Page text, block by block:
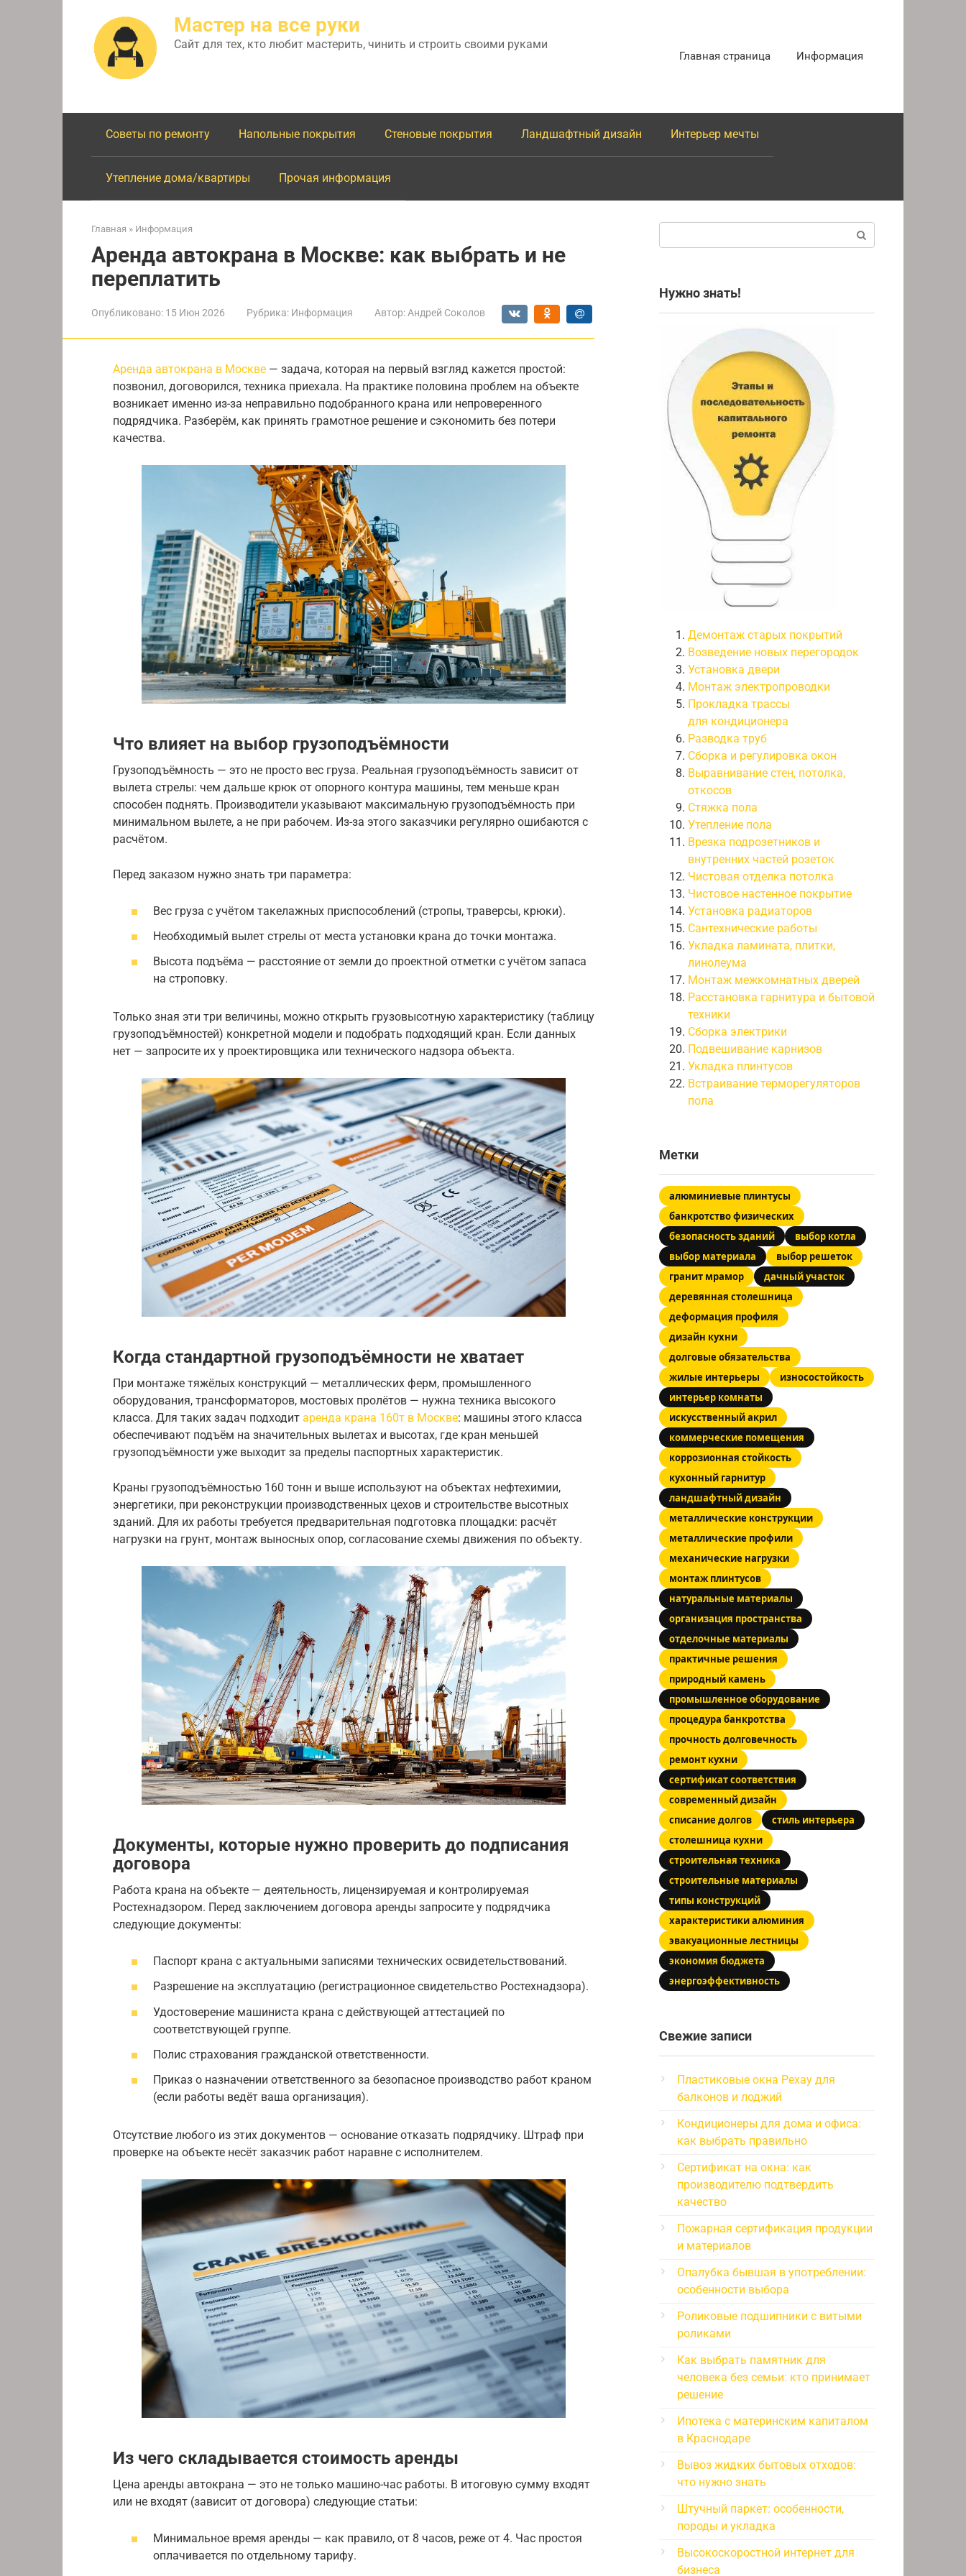
Мастер на все руки
Сайт для тех, кто любит мастерить, чинить и строить своими руками
Главная страница Информация
Советы по ремонту Напольные покрытия Стеновые покрытия Ландшафтный дизайн Интерьер мечты
Утепление дома/квартиры Прочая информация
Главная » Информация
Аренда автокрана в Москве: как выбрать и не
переплатить
Опубликовано: 15 Июн 2026 Рубрика: Информация Автор: Андрей Соколов
Аренда автокрана в Москве — задача, которая на первый взгляд кажется простой:
позвонил, договорился, техника приехала. На практике половина проблем на объекте
возникает именно из-за неправильно подобранного крана или непроверенного
подрядчика. Разберём, как принять грамотное решение и сэкономить без потери
качества.
Что влияет на выбор грузоподъёмности
Грузоподъёмность — это не просто вес груза. Реальная грузоподъёмность зависит от
вылета стрелы: чем дальше крюк от опорного контура машины, тем меньше кран
способен поднять. Производители указывают максимальную грузоподъёмность при
минимальном вылете, а не при рабочем. Из-за этого заказчики регулярно ошибаются с
расчётом.
Перед заказом нужно знать три параметра:
Вес груза с учётом такелажных приспособлений (стропы, траверсы, крюки).
Необходимый вылет стрелы от места установки крана до точки монтажа.
Высота подъёма — расстояние от земли до проектной отметки с учётом запаса
на строповку.
Только зная эти три величины, можно открыть грузовысотную характеристику (таблицу
грузоподъёмностей) конкретной модели и подобрать подходящий кран. Если данных
нет — запросите их у проектировщика или технического надзора объекта.
Когда стандартной грузоподъёмности не хватает
При монтаже тяжёлых конструкций — металлических ферм, промышленного
оборудования, трансформаторов, мостовых пролётов — нужна техника высокого
класса. Для таких задач подходит аренда крана 160т в Москве: машины этого класса
обеспечивают подъём на значительных вылетах и высотах, где кран меньшей
грузоподъёмности уже выходит за пределы паспортных характеристик.
Краны грузоподъёмностью 160 тонн и выше используют на объектах нефтехимии,
энергетики, при реконструкции производственных цехов и строительстве высотных
зданий. Для их работы требуется предварительная подготовка площадки: расчёт
нагрузки на грунт, монтаж выносных опор, согласование схемы движения по объекту.
Документы, которые нужно проверить до подписания
договора
Работа крана на объекте — деятельность, лицензируемая и контролируемая
Ростехнадзором. Перед заключением договора аренды запросите у подрядчика
следующие документы:
Паспорт крана с актуальными записями технических освидетельствований.
Разрешение на эксплуатацию (регистрационное свидетельство Ростехнадзора).
Удостоверение машиниста крана с действующей аттестацией по
соответствующей группе.
Полис страхования гражданской ответственности.
Приказ о назначении ответственного за безопасное производство работ краном
(если работы ведёт ваша организация).
Отсутствие любого из этих документов — основание отказать подрядчику. Штраф при
проверке на объекте несёт заказчик работ наравне с исполнителем.
Из чего складывается стоимость аренды
Цена аренды автокрана — это не только машино-час работы. В итоговую сумму входят
или не входят (зависит от договора) следующие статьи:
Минимальное время аренды — как правило, от 8 часов, реже от 4. Час простоя
оплачивается по отдельному тарифу.
Нужно знать!
Демонтаж старых покрытий
Возведение новых перегородок
Установка двери
Монтаж электропроводки
Прокладка трассы
для кондиционера
Разводка труб
Сборка и регулировка окон
Выравнивание стен, потолка,
откосов
Стяжка пола
Утепление пола
Врезка подрозетников и
внутренних частей розеток
Чистовая отделка потолка
Чистовое настенное покрытие
Установка радиаторов
Сантехнические работы
Укладка ламината, плитки,
линолеума
Монтаж межкомнатных дверей
Расстановка гарнитура и бытовой
техники
Сборка электрики
Подвешивание карнизов
Укладка плинтусов
Встраивание терморегуляторов
пола
Метки
алюминиевые плинтусы
банкротство физических
безопасность зданий
выбор котла
выбор материала
выбор решеток
гранит мрамор
дачный участок
деревянная столешница
деформация профиля
дизайн кухни
долговые обязательства
жилые интерьеры
износостойкость
интерьер комнаты
искусственный акрил
коммерческие помещения
коррозионная стойкость
кухонный гарнитур
ландшафтный дизайн
металлические конструкции
металлические профили
механические нагрузки
монтаж плинтусов
натуральные материалы
организация пространства
отделочные материалы
практичные решения
природный камень
промышленное оборудование
процедура банкротства
прочность долговечность
ремонт кухни
сертификат соответствия
современный дизайн
списание долгов
стиль интерьера
столешница кухни
строительная техника
строительные материалы
типы конструкций
характеристики алюминия
эвакуационные лестницы
экономия бюджета
энергоэффективность
Свежие записи
Пластиковые окна Рехау для
балконов и лоджий
Кондиционеры для дома и офиса:
как выбрать правильно
Сертификат на окна: как
производителю подтвердить
качество
Пожарная сертификация продукции
и материалов
Опалубка бывшая в употреблении:
особенности выбора
Роликовые подшипники с витыми
роликами
Как выбрать памятник для
человека без семьи: кто принимает
решение
Ипотека с материнским капиталом
в Краснодаре
Вывоз жидких бытовых отходов:
что нужно знать
Штучный паркет: особенности,
породы и укладка
Высокоскоростной интернет для
бизнеса